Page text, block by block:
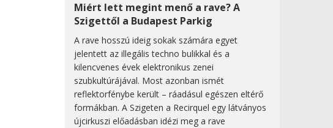
Miért lett megint menő a rave? A
Szigettől a Budapest Parkig
A rave hosszú ideig sokak számára egyet
jelentett az illegális techno bulikkal és a
kilencvenes évek elektronikus zenei
szubkultúrájával. Most azonban ismét
reflektorfénybe került – ráadásul egészen eltérő
formákban. A Szigeten a Recirquel egy látványos
újcirkuszi előadásban idézi meg a rave